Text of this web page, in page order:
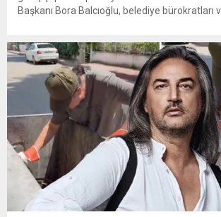
Başkanı Bora Balcıoğlu, belediye bürokratları
inceleme ve arama çalışmaları devam ediyor.